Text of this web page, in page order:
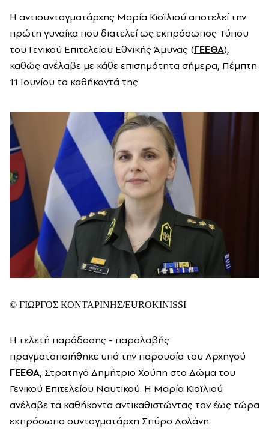
Η αντισυνταγματάρχης Μαρία Κιοϊλιού αποτελεί την
πρώτη γυναίκα που διατελεί ως εκπρόσωπος Τύπου
του Γενικού Επιτελείου Εθνικής Άμυνας (ΓΕΕΘΑ),
καθώς ανέλαβε με κάθε επισημότητα σήμερα, Πέμπτη
11 Ιουνίου τα καθήκοντά της.
© ΓΙΩΡΓΟΣ ΚΟΝΤΑΡΙΝΗΣ/EUROKINISSI
Η τελετή παράδοσης - παραλαβής
πραγματοποιήθηκε υπό την παρουσία του Αρχηγού
ΓΕΕΘΑ, Στρατηγό Δημήτριο Χούπη στο Δώμα του
Γενικού Επιτελείου Ναυτικού. Η Μαρία Κιοϊλιού
ανέλαβε τα καθήκοντα αντικαθιστώντας τον έως τώρα
εκπρόσωπο συνταγματάρχη Σπύρο Ασλάνη.